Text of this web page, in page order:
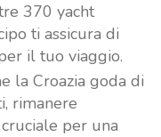
370 yacht
ti assicura di
il tuo viaggio.
la Croazia goda di
rimanere
per una